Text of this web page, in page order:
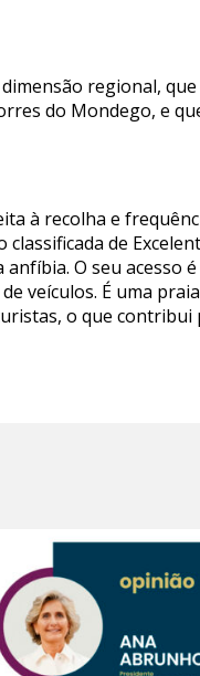
regional,
do Mondego, e
à recolha e
de
O seu acesso
veículos. É uma
o que contribui